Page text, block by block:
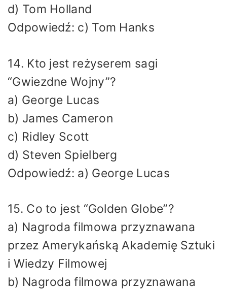
d) Tom Holland
Odpowiedź: c) Tom Hanks
14. Kto jest reżyserem sagi
“Gwiezdne Wojny”?
a) George Lucas
b) James Cameron
c) Ridley Scott
d) Steven Spielberg
Odpowiedź: a) George Lucas
15. Co to jest “Golden Globe”?
a) Nagroda filmowa przyznawana
przez Amerykańską Akademię Sztuki
i Wiedzy Filmowej
b) Nagroda filmowa przyznawana